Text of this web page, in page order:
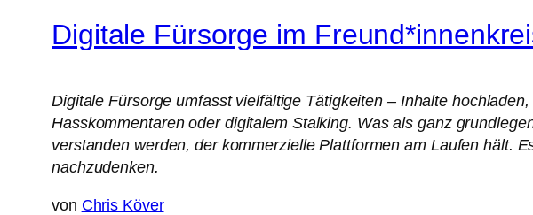
Digitale Fürsorge im
Digitale Fürsorge umfasst vielfältige Tätigkeiten – Inhalte
Hasskommentaren oder digitalem Stalking. Was als ganz
verstanden werden, der kommerzielle Plattformen am Laufen hält.
nachzudenken.
von Chris Köver